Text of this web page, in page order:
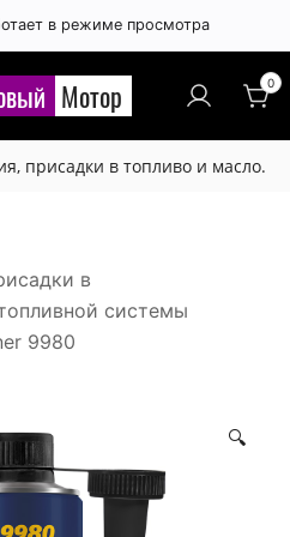
в режиме просмотра
Мотор 0
присадки в топливо и масло.
в
системы
9980
🔍
×
если:
лексических,
ошибок,
(номера